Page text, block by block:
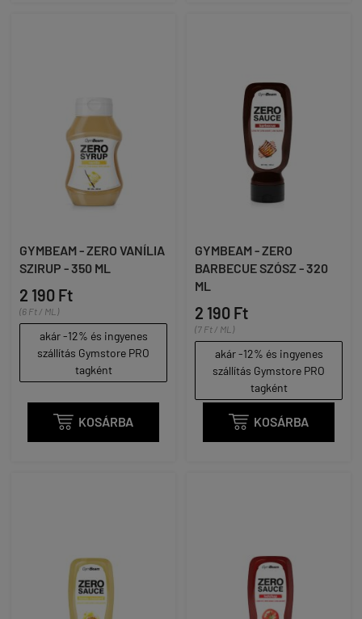
GYMBEAM - ZERO VANÍLIA
SZIRUP - 350 ML
2 190 Ft
(6 Ft / ML)
akár -12% és ingyenes
szállítás Gymstore PRO
tagként
 KOSÁRBA
GYMBEAM - ZERO
BARBECUE SZÓSZ - 320
ML
2 190 Ft
(7 Ft / ML)
akár -12% és ingyenes
szállítás Gymstore PRO
tagként
 KOSÁRBA